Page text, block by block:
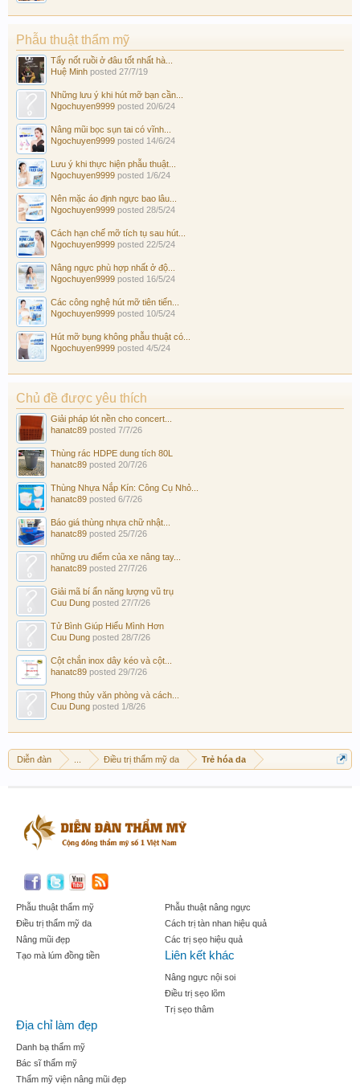
Phẫu thuật thẩm mỹ
Tẩy nốt ruồi ở đâu tốt nhất hà...
Huệ Minh posted 27/7/19
Những lưu ý khi hút mỡ bạn cần...
Ngochuyen9999 posted 20/6/24
Nâng mũi bọc sụn tai có vĩnh...
Ngochuyen9999 posted 14/6/24
Lưu ý khi thực hiện phẫu thuật...
Ngochuyen9999 posted 1/6/24
Nên mặc áo định ngực bao lâu...
Ngochuyen9999 posted 28/5/24
Cách hạn chế mỡ tích tụ sau hút...
Ngochuyen9999 posted 22/5/24
Nâng ngực phù hợp nhất ở độ...
Ngochuyen9999 posted 16/5/24
Các công nghệ hút mỡ tiên tiến...
Ngochuyen9999 posted 10/5/24
Hút mỡ bụng không phẫu thuật có...
Ngochuyen9999 posted 4/5/24
Chủ đề được yêu thích
Giải pháp lót nền cho concert...
hanatc89 posted 7/7/26
Thùng rác HDPE dung tích 80L
hanatc89 posted 20/7/26
Thùng Nhựa Nắp Kín: Công Cụ Nhỏ...
hanatc89 posted 6/7/26
Báo giá thùng nhựa chữ nhật...
hanatc89 posted 25/7/26
những ưu điểm của xe nâng tay...
hanatc89 posted 27/7/26
Giải mã bí ẩn năng lượng vũ trụ
Cuu Dung posted 27/7/26
Tử Bình Giúp Hiểu Mình Hơn
Cuu Dung posted 28/7/26
Cột chắn inox dây kéo và cột...
hanatc89 posted 29/7/26
Phong thủy văn phòng và cách...
Cuu Dung posted 1/8/26
Diễn đàn Điều trị thẩm mỹ da Trẻ hóa da
Phẫu thuật thẩm mỹ
Điều trị thẩm mỹ da
Nâng mũi đẹp
Tạo mà lúm đồng tiền
Phẫu thuật nâng ngực
Cách trị tàn nhan hiệu quả
Các trị sẹo hiệu quả
Liên kết khác
Nâng ngực nội soi
Điều trị sẹo lõm
Trị sẹo thâm
Địa chỉ làm đẹp
Danh bạ thẩm mỹ
Bác sĩ thẩm mỹ
Thẩm mỹ viện nâng mũi đẹp